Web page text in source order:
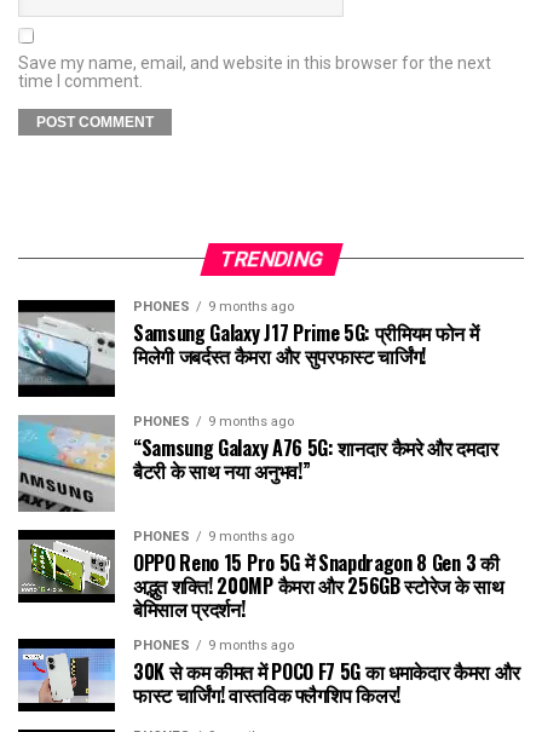
Save my name, email, and website in this browser for the next
time I comment.
TRENDING
PHONES 9 months ago
Samsung Galaxy J17 Prime 5G: प्रीमियम फोन में
मिलेगी जबर्दस्त कैमरा और सुपरफास्ट चार्जिंग!
PHONES 9 months ago
“Samsung Galaxy A76 5G: शानदार कैमरे और दमदार
बैटरी के साथ नया अनुभव!”
PHONES 9 months ago
OPPO Reno 15 Pro 5G में Snapdragon 8 Gen 3 की
अद्भुत शक्ति! 200MP कैमरा और 256GB स्टोरेज के साथ
बेमिसाल प्रदर्शन!
PHONES 9 months ago
30K से कम कीमत में POCO F7 5G का धमाकेदार कैमरा और
फास्ट चार्जिंग! वास्तविक फ्लैगशिप किलर!